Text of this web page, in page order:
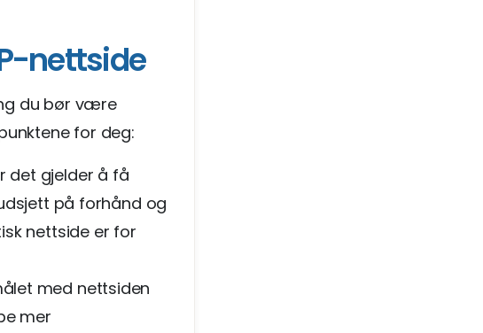
nettside
du bør være
for deg:
det gjelder å få
på forhånd og
nettside er for
med nettsiden
mer